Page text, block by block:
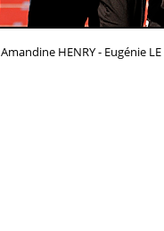
Amandine HENRY - Eugénie